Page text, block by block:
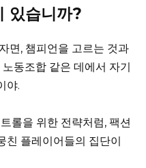
있습니까?
면, 챔피언을 고르는 것과
동조합 같은 데에서 자기
야.
롤을 위한 전략처럼, 팩션
플레이어들의 집단이